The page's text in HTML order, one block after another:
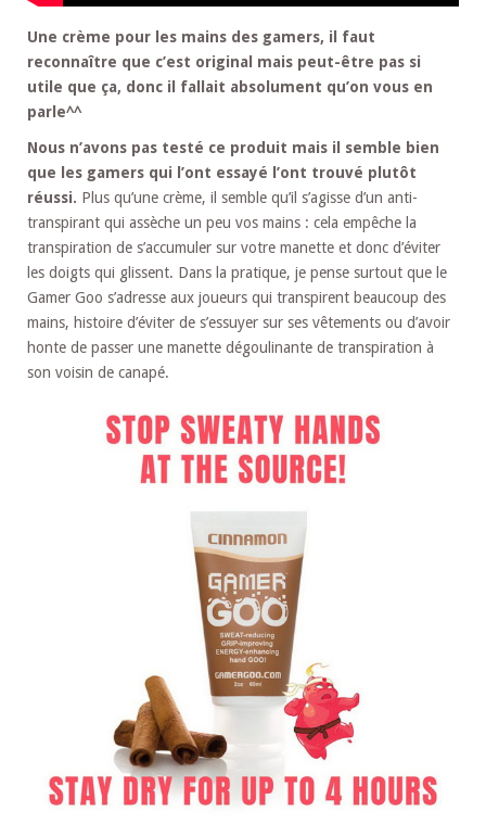
Une crème pour les mains des gamers, il faut
reconnaître que c’est original mais peut-être pas si
utile que ça, donc il fallait absolument qu’on vous en
parle^^
Nous n’avons pas testé ce produit mais il semble bien
que les gamers qui l’ont essayé l’ont trouvé plutôt
réussi. Plus qu’une crème, il semble qu’il s’agisse d’un anti-
transpirant qui assèche un peu vos mains : cela empêche la
transpiration de s’accumuler sur votre manette et donc d’éviter
les doigts qui glissent. Dans la pratique, je pense surtout que le
Gamer Goo s’adresse aux joueurs qui transpirent beaucoup des
mains, histoire d’éviter de s’essuyer sur ses vêtements ou d’avoir
honte de passer une manette dégoulinante de transpiration à
son voisin de canapé.